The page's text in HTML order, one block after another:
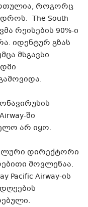
რთულია, როგორც
The South
რეისების 90%-ი
იდენტურ გზას
მსგავსი
ში
არ იყო.
დირექტორი
მოვლენაა.
Pacific Airway-ის